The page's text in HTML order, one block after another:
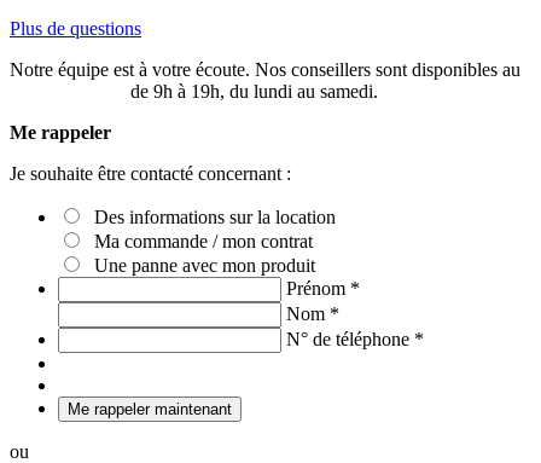
Plus de questions
Notre équipe est à votre écoute. Nos conseillers sont disponibles au
de 9h à 19h, du lundi au samedi.
Me rappeler
Je souhaite être contacté concernant :
Des informations sur la location
Ma commande / mon contrat
Une panne avec mon produit
Prénom *
Nom *
N° de téléphone *
Me rappeler maintenant
ou